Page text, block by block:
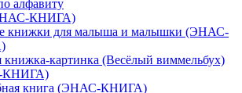
алфавиту
КНИГА)
книжки для малыша и малышки (ЭНАС-
книжка-картинка (Весёлый виммельбух)
книга (ЭНАС-КНИГА)